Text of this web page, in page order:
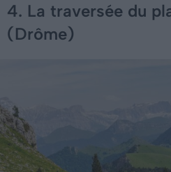
4. La traversée du
(Drôme)